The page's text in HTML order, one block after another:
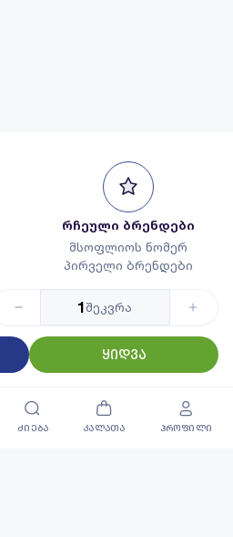
1შეკვრა
ყიდვა
რჩეული ბრენდები
მსოფლიოს ნომერ
პირველი ბრენდები
საუკეთესო კატალოგი
45 000+ დასახელების
ძიება კალათა პროფილი